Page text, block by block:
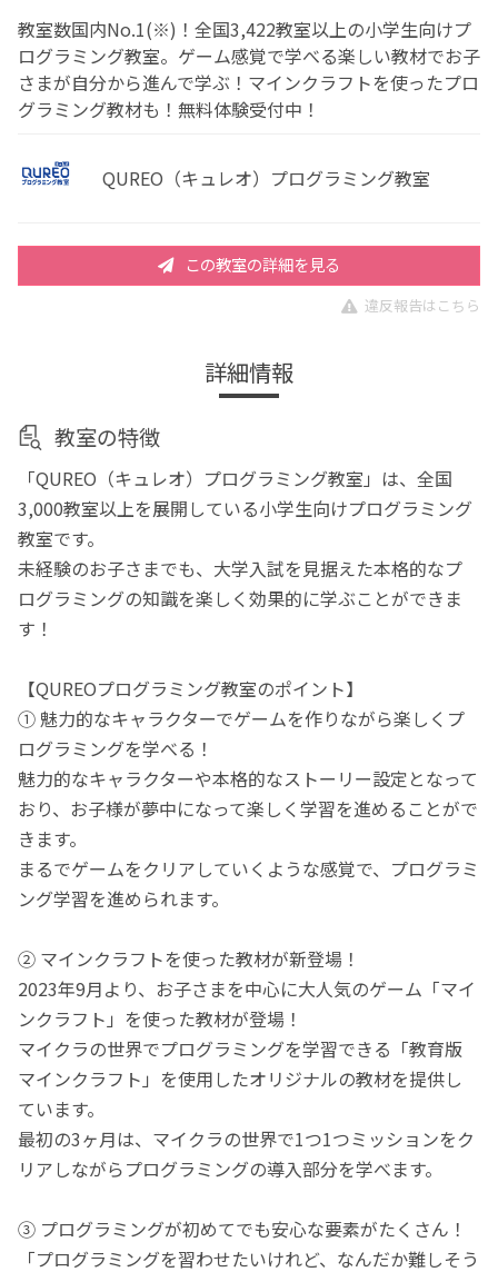
教室数国内No.1(※)！全国3,422教室以上の小学生向けプ
ログラミング教室。ゲーム感覚で学べる楽しい教材でお子
さまが自分から進んで学ぶ！マインクラフトを使ったプロ
グラミング教材も！無料体験受付中！
QUREO（キュレオ）プログラミング教室
この教室の詳細を見る
違反報告はこちら
詳細情報
教室の特徴
「QUREO（キュレオ）プログラミング教室」は、全国
3,000教室以上を展開している小学生向けプログラミング
教室です。
未経験のお子さまでも、大学入試を見据えた本格的なプ
ログラミングの知識を楽しく効果的に学ぶことができま
す！
【QUREOプログラミング教室のポイント】
① 魅力的なキャラクターでゲームを作りながら楽しくプ
ログラミングを学べる！
魅力的なキャラクターや本格的なストーリー設定となって
おり、お子様が夢中になって楽しく学習を進めることがで
きます。
まるでゲームをクリアしていくような感覚で、プログラミ
ング学習を進められます。
② マインクラフトを使った教材が新登場！
2023年9月より、お子さまを中心に大人気のゲーム「マイ
ンクラフト」を使った教材が登場！
マイクラの世界でプログラミングを学習できる「教育版
マインクラフト」を使用したオリジナルの教材を提供し
ています。
最初の3ヶ月は、マイクラの世界で1つ1つミッションをク
リアしながらプログラミングの導入部分を学べます。
③ プログラミングが初めてでも安心な要素がたくさん！
「プログラミングを習わせたいけれど、なんだか難しそう